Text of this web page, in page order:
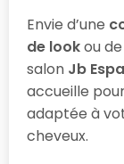
Envie d’une
de lookou de
salon Jb
accueille
adaptée à
cheveux.